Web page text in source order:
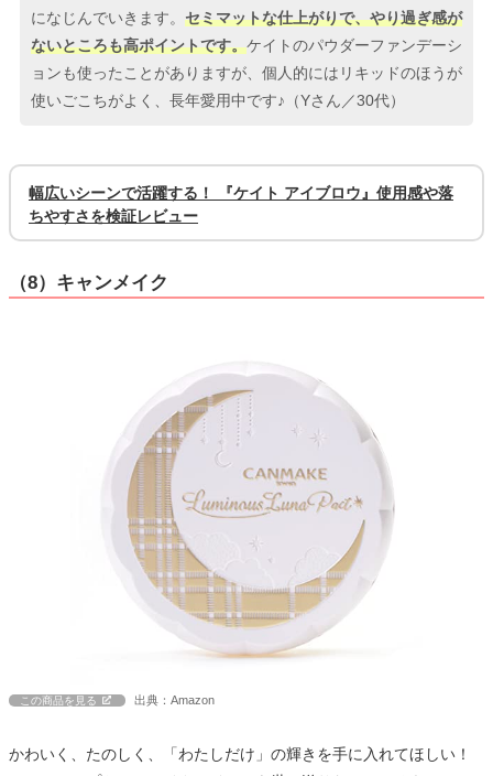
になじんでいきます。 セミマットな仕上がりで、やり過ぎ感が
ないところも高ポイントです。ケイトのパウダーファンデーシ
ョンも使ったことがありますが、個人的にはリキッドのほうが
使いごこちがよく、長年愛用中です♪（Yさん／30代）
幅広いシーンで活躍する！ 『ケイト アイブロウ』使用感や落
ちやすさを検証レビュー
（8）キャンメイク
この商品を見る 出典：Amazon
かわいく、たのしく、「わたしだけ」の輝きを手に入れてほしい！